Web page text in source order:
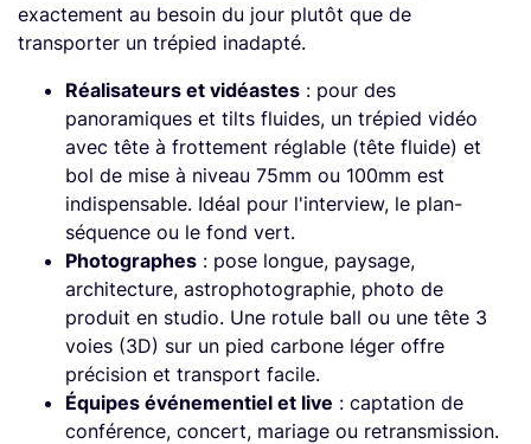
exactement au besoin du jour plutôt que de
transporter un trépied inadapté.
Réalisateurs et vidéastes : pour des
panoramiques et tilts fluides, un trépied vidéo
avec tête à frottement réglable (tête fluide) et
bol de mise à niveau 75mm ou 100mm est
indispensable. Idéal pour l'interview, le plan-
séquence ou le fond vert.
Photographes : pose longue, paysage,
architecture, astrophotographie, photo de
produit en studio. Une rotule ball ou une tête 3
voies (3D) sur un pied carbone léger offre
précision et transport facile.
Équipes événementiel et live : captation de
conférence, concert, mariage ou retransmission.